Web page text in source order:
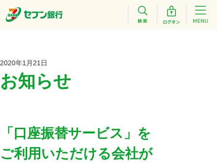
2020年1月21日
お知らせ
「口座振替サービス」を
ご利用いただける会社が